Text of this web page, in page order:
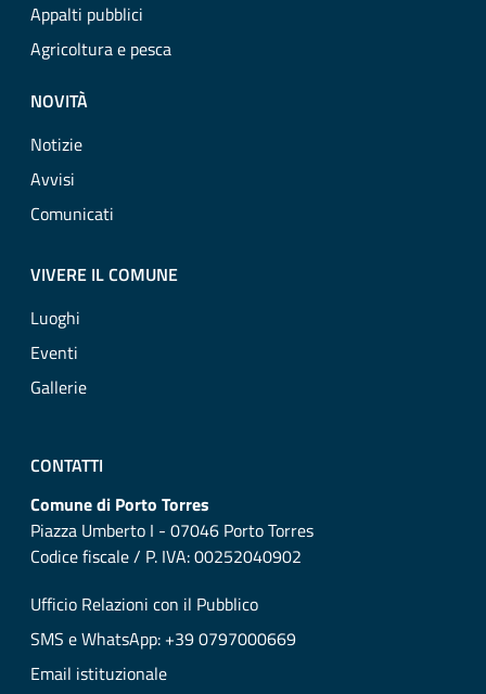
Appalti pubblici
Agricoltura e pesca
NOVITÀ
Notizie
Avvisi
Comunicati
VIVERE IL COMUNE
Luoghi
Eventi
Gallerie
CONTATTI
Comune di Porto Torres
Piazza Umberto I - 07046 Porto Torres
Codice fiscale / P. IVA: 00252040902
Ufficio Relazioni con il Pubblico
SMS e WhatsApp: +39 0797000669
Email istituzionale